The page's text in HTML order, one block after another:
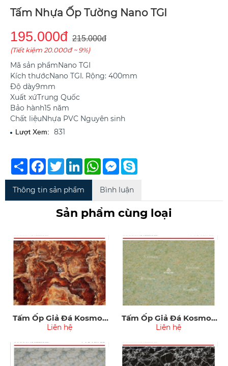
Tấm Nhựa Ốp Tường Nano TGI
195.000đ 215.000đ
(Tiết kiệm 20.000đ ~ 9%)
Mã sản phẩmNano TGI
Kích thướcNano TGI. Rộng: 400mm
Độ dày9mm
Xuất xứTrung Quốc
Bảo hành15 năm
Chất liệuNhựa PVC Nguyên sinh
Lượt Xem: 831
Chia
sẻ
FacebookTwitterLinkedInWhatsAppMessenger
Thông tin sản phẩm Bình luận
Sản phẩm cùng loại
Tấm Ốp Giả Đá Kosmos
PVC3009
Liên hệ
Tấm Ốp Giả Đá Kosmos
PVC3008
Liên hệ